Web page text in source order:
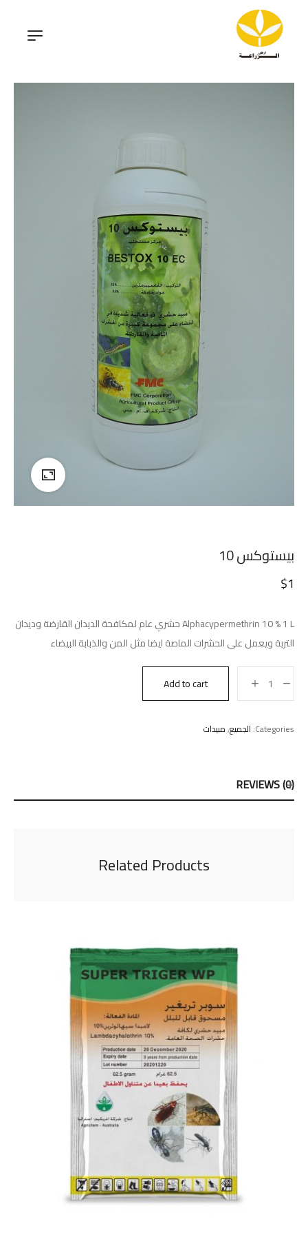
بيستوكس 10
$1
Alphacypermethrin 10 % 1 L حشري عام لمكافحة الديدان القارضة وديدان
التربة ويعمل على الحشرات الماصة ايضا مثل المن والذبابة البيضاء
Add to cart
Categories: الجميع,مبيدات
REVIEWS (0)
Related Products